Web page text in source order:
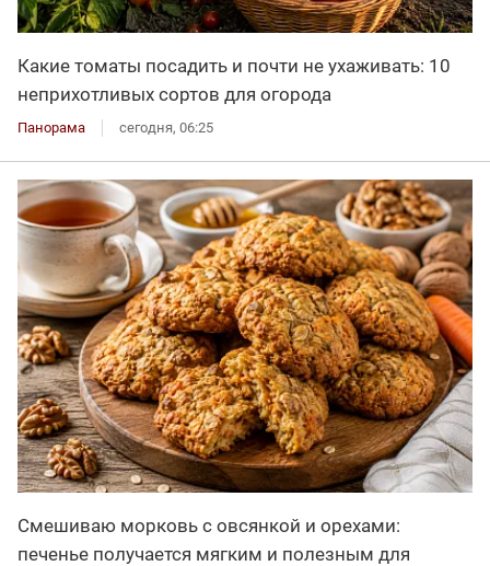
Какие томаты посадить и почти не ухаживать: 10
неприхотливых сортов для огорода
Панорама сегодня, 06:25
Смешиваю морковь с овсянкой и орехами:
печенье получается мягким и полезным для